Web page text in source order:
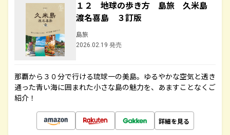
１２ 地球の歩き方 島旅 久米島
渡名喜島 ３訂版
島旅
2026.02.19 発売
那覇から３０分で行ける琉球一の美島。ゆるやかな空気と透き
通った青い海に囲まれた小さな島の魅力を、あますことなくご
紹介！
詳細を見る